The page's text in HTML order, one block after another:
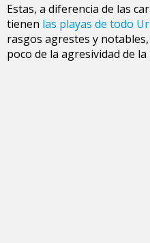
Estas, a diferencia de las
tienen las playas de todo
rasgos agrestes y
poco de la agresividad de